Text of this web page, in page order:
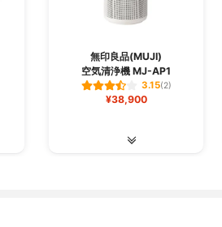
無印良品(MUJI)
空気清浄機 MJ-AP1
3.15(2)
¥38,900